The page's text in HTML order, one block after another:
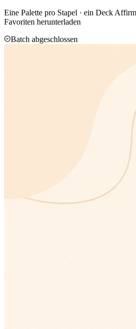
Eine Palette pro Stapel · ein Deck
Favoriten herunterladen
Batch abgeschlossen